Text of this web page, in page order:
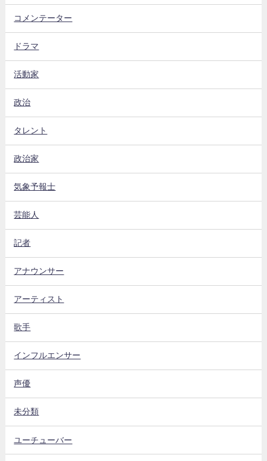
コメンテーター
ドラマ
活動家
政治
タレント
政治家
気象予報士
芸能人
記者
アナウンサー
アーティスト
歌手
インフルエンサー
声優
未分類
ユーチューバー